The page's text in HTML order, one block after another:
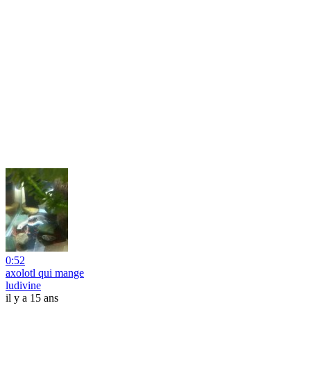
0:52
axolotl qui mange
ludivine
il y a 15 ans